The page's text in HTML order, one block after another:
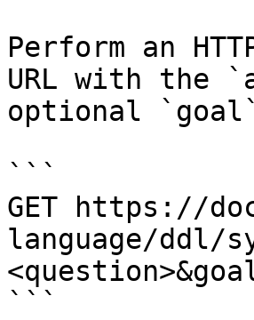
Perform an
URL with the
optional
```
GET https://
language/ddl/
```